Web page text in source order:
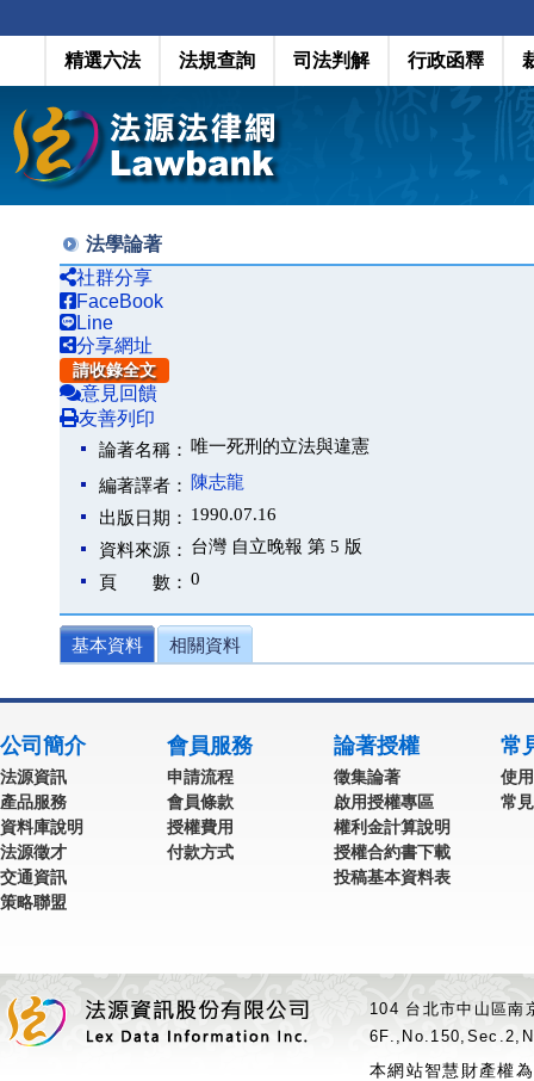
精選六法 法規查詢 司法判解 行政函釋
法學論著
社群分享
FaceBook
Line
分享網址
請收錄全文
意見回饋
友善列印
論著名稱： 唯一死刑的立法與違憲
編著譯者：
陳志龍
出版日期： 1990.07.16
資料來源： 台灣 自立晚報 第 5 版
頁 數： 0
基本資料 相關資料
公司簡介
法源資訊
產品服務
資料庫說明
法源徵才
交通資訊
策略聯盟
會員服務
申請流程
會員條款
授權費用
付款方式
論著授權
徵集論著
啟用授權專區
權利金計算說明
授權合約書下載
投稿基本資料表
常
使
常
104 台北市中山區
本網站智慧財產權